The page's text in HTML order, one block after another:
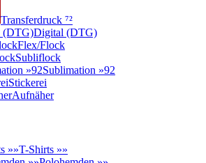
Transferdruck ⁷²
Digital (DTG)
Flex/Flock
Subliflock
Sublimation »92
Stickerei
Aufnäher
T-Shirts »»